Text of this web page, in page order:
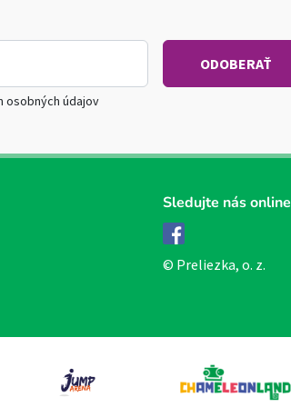
osobných údajov
Sledujte nás online
© Preliezka, o. z.